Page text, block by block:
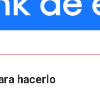
hacerlo